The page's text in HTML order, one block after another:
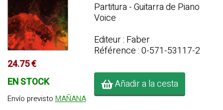
24.75 €
EN STOCK
Envío previsto MAÑANA
Partitura - Guitarra de Piano
Voice
Editeur : Faber
Référence : 0-571-53117-2
Añadir a la cesta